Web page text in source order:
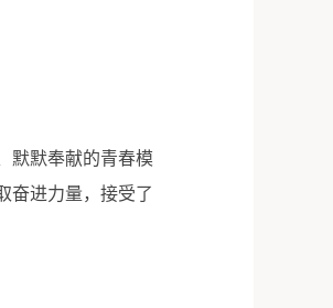
默默奉献的青春模
奋进力量，接受了